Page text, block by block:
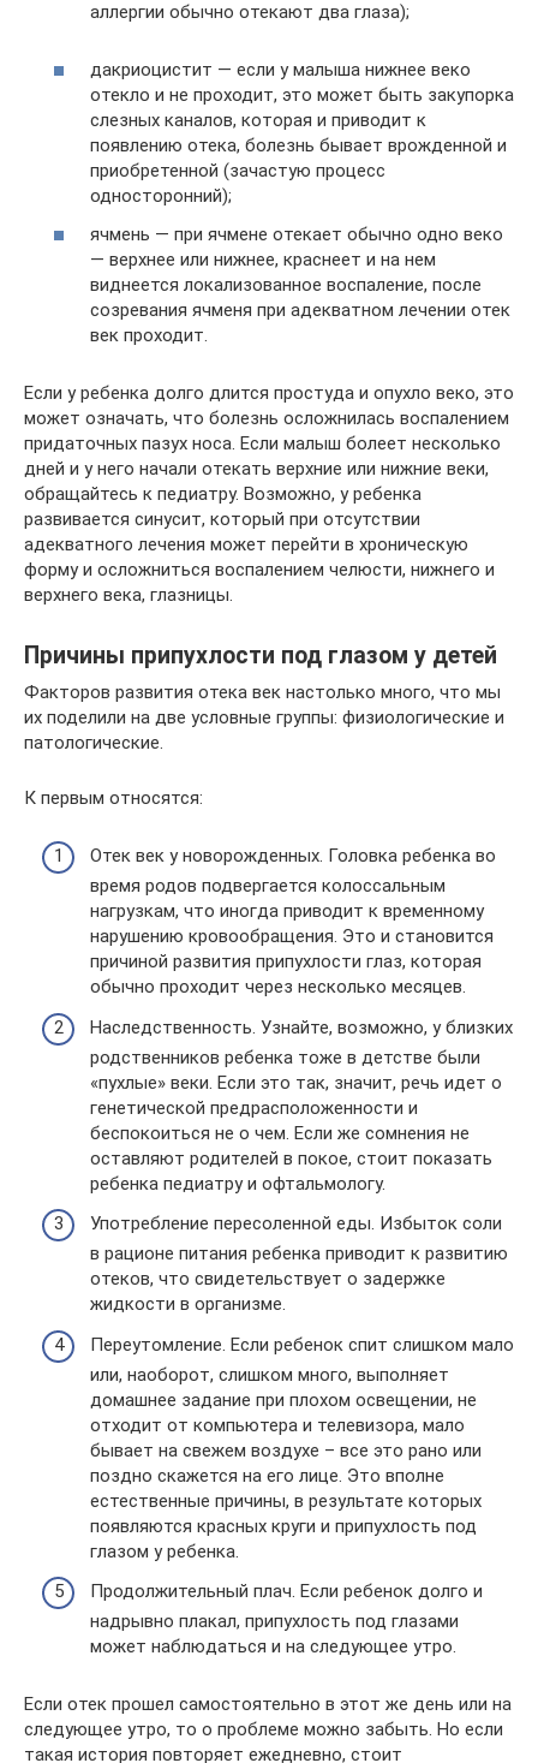
аллергии обычно отекают два глаза);
дакриоцистит — если у малыша нижнее веко
отекло и не проходит, это может быть закупорка
слезных каналов, которая и приводит к
появлению отека, болезнь бывает врожденной и
приобретенной (зачастую процесс
односторонний);
ячмень — при ячмене отекает обычно одно веко
— верхнее или нижнее, краснеет и на нем
виднеется локализованное воспаление, после
созревания ячменя при адекватном лечении отек
век проходит.
Если у ребенка долго длится простуда и опухло веко, это
может означать, что болезнь осложнилась воспалением
придаточных пазух носа. Если малыш болеет несколько
дней и у него начали отекать верхние или нижние веки,
обращайтесь к педиатру. Возможно, у ребенка
развивается синусит, который при отсутствии
адекватного лечения может перейти в хроническую
форму и осложниться воспалением челюсти, нижнего и
верхнего века, глазницы.
Причины припухлости под глазом у детей
Факторов развития отека век настолько много, что мы
их поделили на две условные группы: физиологические и
патологические.
К первым относятся:
Отек век у новорожденных. Головка ребенка во
время родов подвергается колоссальным
нагрузкам, что иногда приводит к временному
нарушению кровообращения. Это и становится
причиной развития припухлости глаз, которая
обычно проходит через несколько месяцев.
Наследственность. Узнайте, возможно, у близких
родственников ребенка тоже в детстве были
«пухлые» веки. Если это так, значит, речь идет о
генетической предрасположенности и
беспокоиться не о чем. Если же сомнения не
оставляют родителей в покое, стоит показать
ребенка педиатру и офтальмологу.
Употребление пересоленной еды. Избыток соли
в рационе питания ребенка приводит к развитию
отеков, что свидетельствует о задержке
жидкости в организме.
Переутомление. Если ребенок спит слишком мало
или, наоборот, слишком много, выполняет
домашнее задание при плохом освещении, не
отходит от компьютера и телевизора, мало
бывает на свежем воздухе – все это рано или
поздно скажется на его лице. Это вполне
естественные причины, в результате которых
появляются красных круги и припухлость под
глазом у ребенка.
Продолжительный плач. Если ребенок долго и
надрывно плакал, припухлость под глазами
может наблюдаться и на следующее утро.
Если отек прошел самостоятельно в этот же день или на
следующее утро, то о проблеме можно забыть. Но если
такая история повторяет ежедневно, стоит